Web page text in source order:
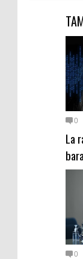
0
La
0